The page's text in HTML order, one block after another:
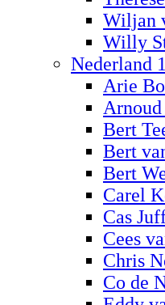
Wiljan
Willy
Nederland
Arie
Arnoud
Bert
Bert
Bert
Carel
Cas
Cees
Chris
Co de